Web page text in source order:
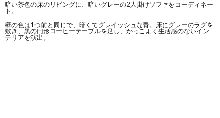
暗い茶色の床のリビングに、暗いグレーの2人掛けソファをコーディネー
ト。
壁の色は1つ前と同じで、暗くてグレイッシュな青。床にグレーのラグを
敷き、黒の円形コーヒーテーブルを足し、かっこよく生活感のないイン
テリアを演出。